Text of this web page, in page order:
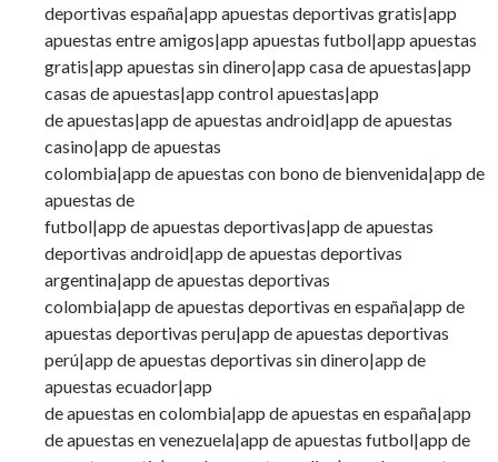
deportivas españa|app apuestas deportivas gratis|app
apuestas entre amigos|app apuestas futbol|app apuestas
gratis|app apuestas sin dinero|app casa de apuestas|app
casas de apuestas|app control apuestas|app
de apuestas|app de apuestas android|app de apuestas
casino|app de apuestas
colombia|app de apuestas con bono de bienvenida|app de
apuestas de
futbol|app de apuestas deportivas|app de apuestas
deportivas android|app de apuestas deportivas
argentina|app de apuestas deportivas
colombia|app de apuestas deportivas en españa|app de
apuestas deportivas peru|app de apuestas deportivas
perú|app de apuestas deportivas sin dinero|app de
apuestas ecuador|app
de apuestas en colombia|app de apuestas en españa|app
de apuestas en venezuela|app de apuestas futbol|app de